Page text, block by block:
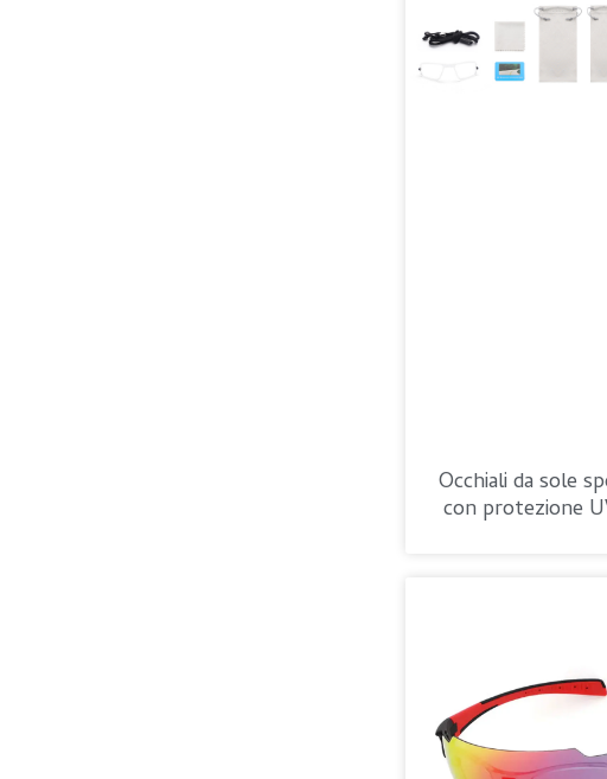
Occhiali da sole
con protezione